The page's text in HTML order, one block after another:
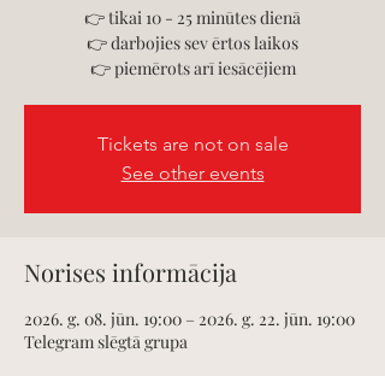
👉 tikai 10 - 25 minūtes dienā
👉 darbojies sev ērtos laikos
👉 piemērots arī iesācējiem
Tickets are not on sale
See other events
Norises informācija
2026. g. 08. jūn. 19:00 – 2026. g. 22. jūn. 19:00
Telegram slēgtā grupa